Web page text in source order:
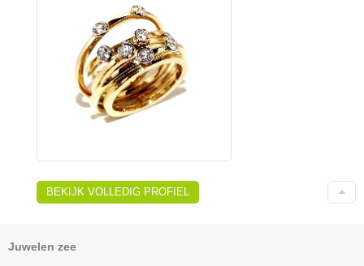
BEKIJK VOLLEDIG PROFIEL
Juwelen zee